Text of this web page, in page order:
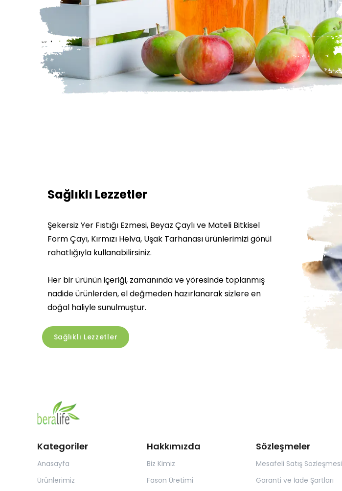
Sağlıklı Lezzetler
Şekersiz Yer Fıstığı Ezmesi, Beyaz Çaylı ve Mateli Bitkisel
Form Çayı, Kırmızı Helva, Uşak Tarhanası ürünlerimizi gönül
rahatlığıyla kullanabilirsiniz.
Her bir ürünün içeriği, zamanında ve yöresinde toplanmış
nadide ürünlerden, el değmeden hazırlanarak sizlere en
doğal haliyle sunulmuştur.
Sağlıklı Lezzetler
Kategoriler
Anasayfa
Ürünlerimiz
Hakkımızda
Biz Kimiz
Fason Üretimi
Sözleşmeler
Mesafeli Satış Sözleşmesi
Garanti ve İade Şartları